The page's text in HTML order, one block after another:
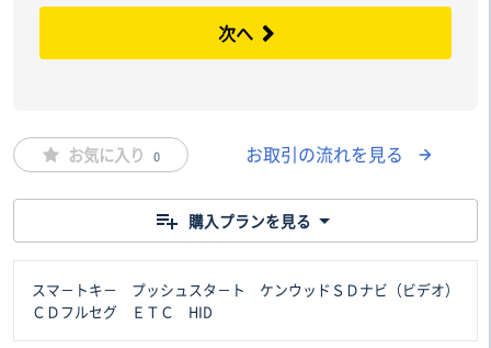
次へ
お気に入り 0 お取引の流れを見る
購入プランを見る
スマ－トキ－ プッシュスタ－ト ケンウッドＳＤナビ（ビデオ）
ＣＤフルセグ ＥＴＣ HID